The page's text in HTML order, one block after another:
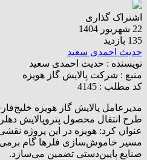
اشتراک گذاری
22 شهریور 1404
135 بازدید
حدیث احمدی سعید
نویسنده : حدیث احمدی سعید
منبع : شرکت پالایش گاز هویزه
کد مطلب : 4145
مدیرعامل پالایش گاز هویزه
طرح انتقال محصول پتروپالایش
عنوان کرد: هویزه در این پروژه
مسیر خاموش‌سازی فلرها گام
صنایع پایین‌دستی تضمین می‌سازد.